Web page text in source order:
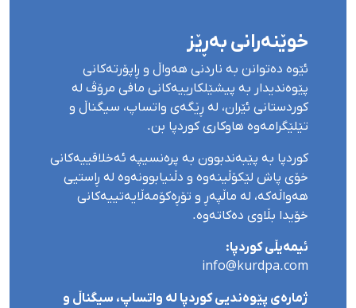
خوێنەرانی بەڕێز
ئێوە دەتوانن بە ناردنی هەواڵ و ڕاپۆرتەکانی
پێوەندیدار بە پیشێلکارییەکانی مافی مرۆڤ لە
کوردستانی ئێران، لە ڕێگەی واتساپ، سیگناڵ و
تێلێگرامەوە هاوکاری کوردپا بن.
کوردپا بە پێبەندبوون بە پرەنسیپە ئەخلاقییەکانی
خۆی پاش لێکۆڵینەوە و دڵنیابوونەوە لە ڕاستیی
هەواڵەکە، لە ماڵپەڕ و تۆڕەکۆمەڵایەتییەکانی
خۆیدا بڵاوی دەکاتەوە.
ئیمەیڵی کوردپا:
info@kurdpa.com
ژمارەی پێوەندیی کوردپا لە واتساپ، سیگناڵ و